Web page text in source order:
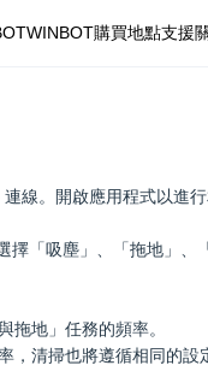
WINBOT購買地點支援
線。開啟應用程式以進行
「吸塵」、「拖地」
拖地」任務的頻率。
，清掃也將遵循相同的設